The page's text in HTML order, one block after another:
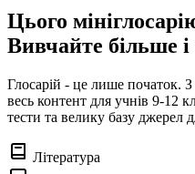
Цього
Вивчайте більше
Глосарій - це лише початок. З
весь контент для учнів 9-12
тести та велику базу джерел
Література